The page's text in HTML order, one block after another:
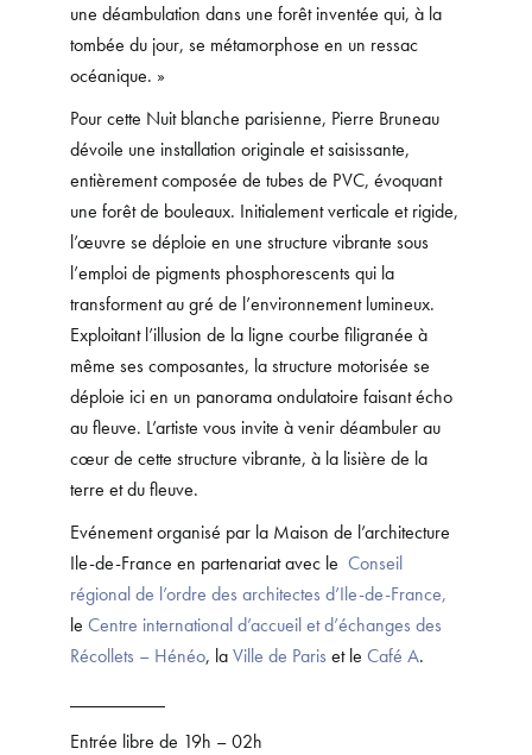
une déambulation dans une forêt inventée qui, à la
tombée du jour, se métamorphose en un ressac
océanique. »
Pour cette Nuit blanche parisienne, Pierre Bruneau
dévoile une installation originale et saisissante,
entièrement composée de tubes de PVC, évoquant
une forêt de bouleaux. Initialement verticale et rigide,
l’œuvre se déploie en une structure vibrante sous
l’emploi de pigments phosphorescents qui la
transforment au gré de l’environnement lumineux.
Exploitant l’illusion de la ligne courbe filigranée à
même ses composantes, la structure motorisée se
déploie ici en un panorama ondulatoire faisant écho
au fleuve. L’artiste vous invite à venir déambuler au
cœur de cette structure vibrante, à la lisière de la
terre et du fleuve.
Evénement organisé par la Maison de l’architecture
Ile-de-France en partenariat avec leConseil
régional de l’ordre des architectes d’Ile-de-France,
leCentre international d’accueil et d’échanges des
Récollets – Hénéo, laVille de Paris et leCafé A.
Entrée libre de 19h – 02h